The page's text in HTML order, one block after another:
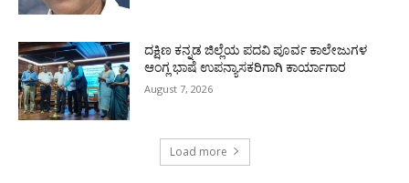
ದಕ್ಷಿಣ ಕನ್ನಡ ಜಿಲ್ಲೆಯ ಪದವಿ ಪೂರ್ವ ಕಾಲೇಜುಗಳ
ಆಂಗ್ಲ ಭಾಷೆ ಉಪನ್ಯಾಸಕರಿಗಾಗಿ ಕಾರ್ಯಾಗಾರ
August 7, 2026
Load more